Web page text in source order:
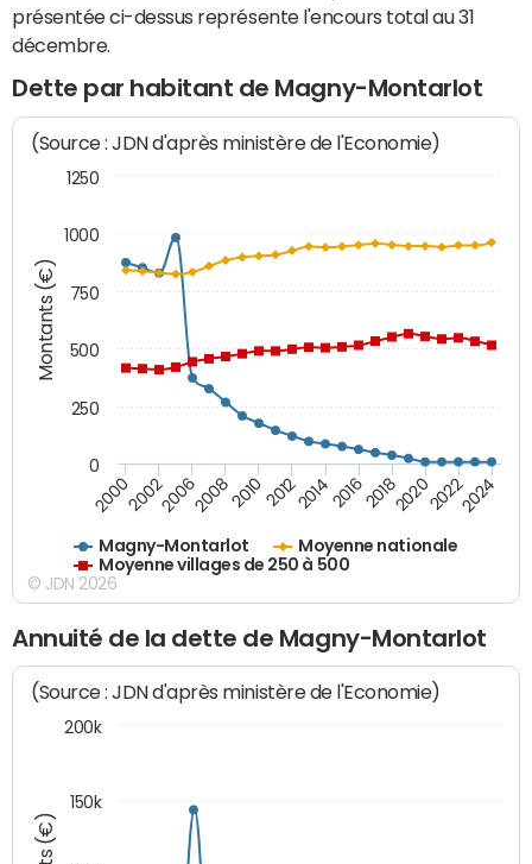
présentée ci-dessus représente l'encours total au 31
décembre.
Dette par habitant de Magny-Montarlot
Montants (€)
(Source : JDN d'après ministère de l'Economie)
Magny-Montarlot
Moyenne nationale
Moyenne villages de 250 à 500
200020022006200820102012201420162018202020222024
0
250
500
750
1000
1250
© JDN 2026
Annuité de la dette de Magny-Montarlot
(Source : JDN d'après ministère de l'Economie)
150k
200k